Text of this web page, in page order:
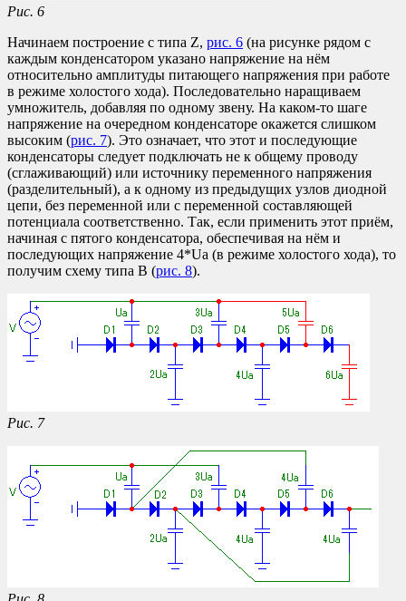
Рис. 6
Начинаем построение с типа Z, рис. 6 (на рисунке рядом с
каждым конденсатором указано напряжение на нём
относительно амплитуды питающего напряжения при работе
в режиме холостого хода). Последовательно наращиваем
умножитель, добавляя по одному звену. На каком-то шаге
напряжение на очередном конденсаторе окажется слишком
высоким (рис. 7). Это означает, что этот и последующие
конденсаторы следует подключать не к общему проводу
(сглаживающий) или источнику переменного напряжения
(разделительный), а к одному из предыдущих узлов диодной
цепи, без переменной или с переменной составляющей
потенциала соответственно. Так, если применить этот приём,
начиная с пятого конденсатора, обеспечивая на нём и
последующих напряжение 4*Ua (в режиме холостого хода), то
получим схему типа B (рис. 8).
Рис. 7